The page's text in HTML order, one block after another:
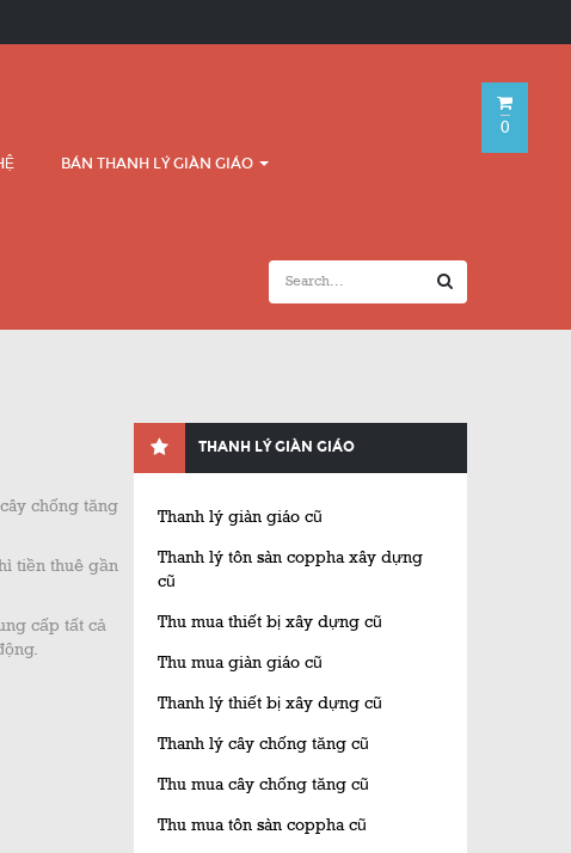
BÁN THANH LÝ GIÀN GIÁO
0
chống tăng
tiền thuê gần
cấp tất cả
THANH LÝ GIÀN GIÁO
Thanh lý giàn giáo cũ
Thanh lý tôn sàn coppha xây dựng
cũ
Thu mua thiết bị xây dựng cũ
Thu mua giàn giáo cũ
Thanh lý thiết bị xây dựng cũ
Thanh lý cây chống tăng cũ
Thu mua cây chống tăng cũ
Thu mua tôn sàn coppha cũ